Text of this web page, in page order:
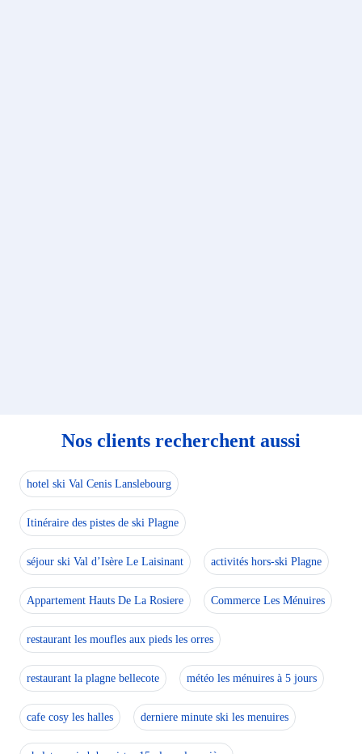
Nos clients recherchent aussi
hotel ski Val Cenis Lanslebourg
Itinéraire des pistes de ski Plagne
séjour ski Val d’Isère Le Laisinant activités hors-ski Plagne
Appartement Hauts De La Rosiere Commerce Les Ménuires
restaurant les moufles aux pieds les orres
restaurant la plagne bellecote météo les ménuires à 5 jours
cafe cosy les halles derniere minute ski les menuires